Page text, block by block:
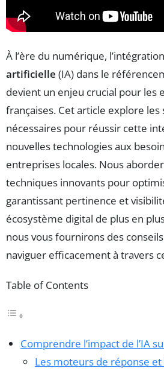
À l’ère du numérique,
artificielle (IA) dans le
devient un enjeu crucial pour les
françaises. Cet article explore les
nécessaires pour réussir cette
nouvelles technologies aux
entreprises locales. Nous
techniques innovants pour
garantissant pertinence et
écosystème digital de plus en
nous vous fournirons des
naviguer efficacement à travers
Table of Contents
Comprendre l’impact de l’IA
Les moteurs de réponse